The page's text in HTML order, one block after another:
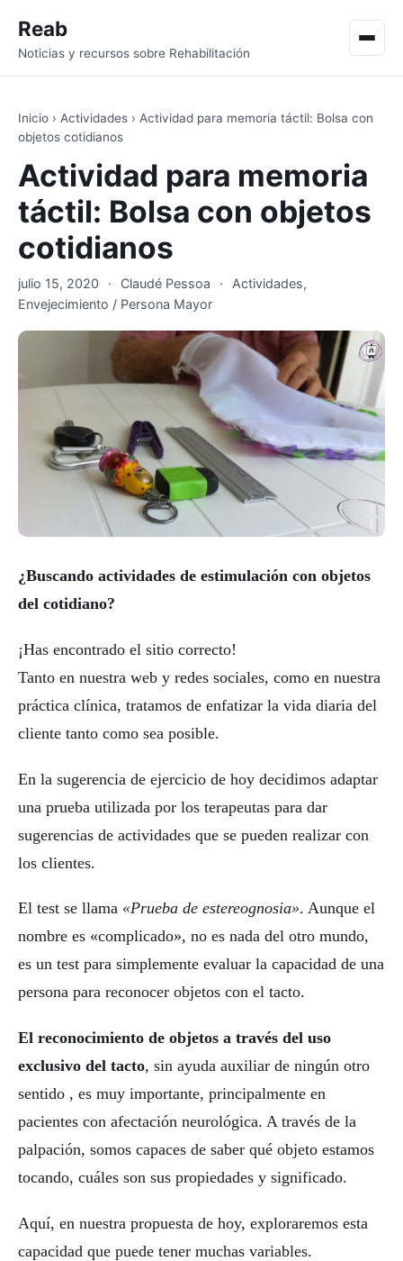
Reab
Noticias y recursos sobre Rehabilitación
Inicio › Actividades › Actividad para memoria táctil: Bolsa con
objetos cotidianos
Actividad para memoria
táctil: Bolsa con objetos
cotidianos
julio 15, 2020 · Claudé Pessoa · Actividades,
Envejecimiento / Persona Mayor
¿Buscando actividades de estimulación con objetos
del cotidiano?
¡Has encontrado el sitio correcto!
Tanto en nuestra web y redes sociales, como en nuestra
práctica clínica, tratamos de enfatizar la vida diaria del
cliente tanto como sea posible.
En la sugerencia de ejercicio de hoy decidimos adaptar
una prueba utilizada por los terapeutas para dar
sugerencias de actividades que se pueden realizar con
los clientes.
El test se llama «Prueba de estereognosia». Aunque el
nombre es «complicado», no es nada del otro mundo,
es un test para simplemente evaluar la capacidad de una
persona para reconocer objetos con el tacto.
El reconocimiento de objetos a través del uso
exclusivo del tacto, sin ayuda auxiliar de ningún otro
sentido , es muy importante, principalmente en
pacientes con afectación neurológica. A través de la
palpación, somos capaces de saber qué objeto estamos
tocando, cuáles son sus propiedades y significado.
Aquí, en nuestra propuesta de hoy, exploraremos esta
capacidad que puede tener muchas variables.